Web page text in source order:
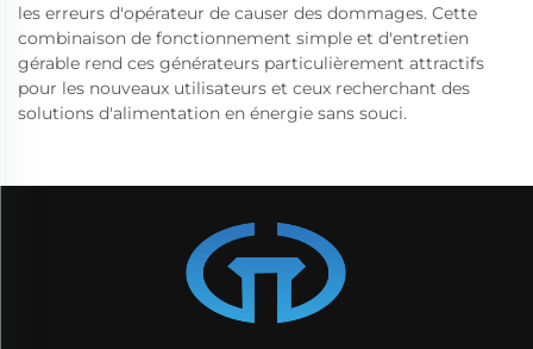
les erreurs d'opérateur de causer des dommages. Cette
combinaison de fonctionnement simple et d'entretien
gérable rend ces générateurs particulièrement attractifs
pour les nouveaux utilisateurs et ceux recherchant des
solutions d'alimentation en énergie sans souci.